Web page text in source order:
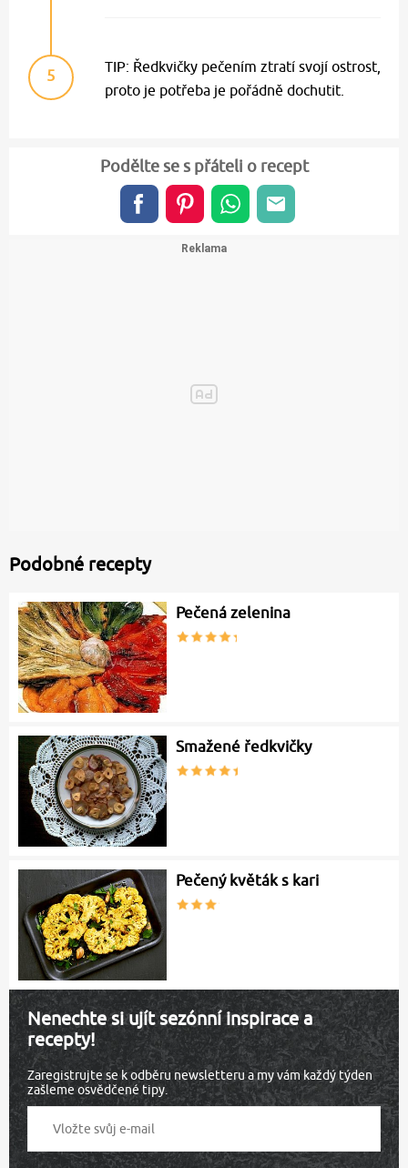
5
TIP: Ředkvičky pečením ztratí svojí ostrost,
proto je potřeba je pořádně dochutit.
Podělte se s přáteli o recept
Podobné recepty
Pečená zelenina
Smažené ředkvičky
Pečený květák s kari
Nenechte si ujít sezónní inspirace a
recepty!
Zaregistrujte se k odběru newsletteru a my vám každý týden
zašleme osvědčené tipy.